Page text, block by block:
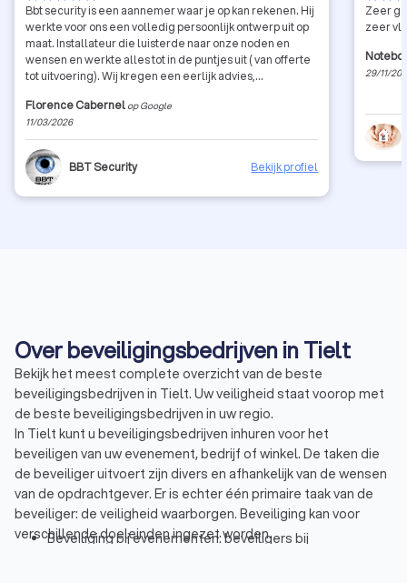
Bbt security is een aannemer waar je op kan rekenen. Hij
werkte voor ons een volledig persoonlijk ontwerp uit op
maat. Installateur die luisterde naar onze noden en
wensen en werkte alles tot in de puntjes uit ( van offerte
tot uitvoering). Wij kregen een eerlijk advies,
werkend systeem en een super service na verkoop.
Beste Alex, je bent zeer goed bezig en je weet zeer
goed wat je zaak/ job is. Kortom top installateur!
Florence Cabernel op Google
11/03/2026
BBT Security Bekijk profiel
Zeer
zeer
29/11/
Over beveiligingsbedrijven in Tielt
Bekijk het meest complete overzicht van de beste
beveiligingsbedrijven in Tielt. Uw veiligheid staat voorop met
de beste beveiligingsbedrijven in uw regio.
In Tielt kunt u beveiligingsbedrijven inhuren voor het
beveiligen van uw evenement, bedrijf of winkel. De taken die
de beveiliger uitvoert zijn divers en afhankelijk van de wensen
van de opdrachtgever. Er is echter één primaire taak van de
beveiliger: de veiligheid waarborgen. Beveiliging kan voor
verschillende doeleinden ingezet worden.
Beveiliging bij evenementen: beveiligers bij